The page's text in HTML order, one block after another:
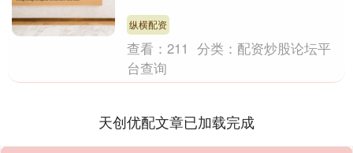
了月球阿波....
纵横配资
查看：211 分类： 配资炒股论坛平
台查询
天创优配文章已加载完成